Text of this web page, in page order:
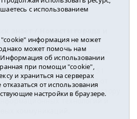
2016-2023
« Ялуторовская жизнь».
Вешкурцева С.П.
Тел.: 8(34535)2-02-51
номер ЭЛ № ФС 77-64937 от
службой по надзору
технологий и
с использованием
информация не может
может помочь нам
об использовании
при помощи "cookie",
и храниться на серверах
от использования
настройки в браузере.